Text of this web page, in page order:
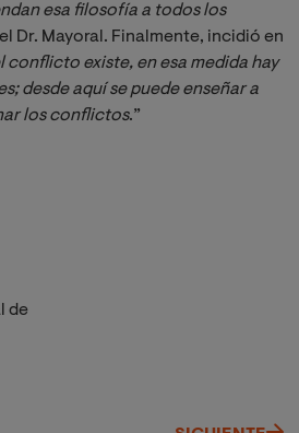
esa filosofía a todos los
Dr. Mayoral. Finalmente, incidió en
existe, en esa medida hay
desde aquí se puede enseñar a
los conflictos.”
de